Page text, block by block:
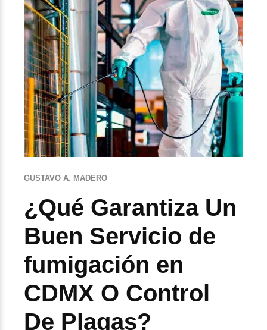
GUSTAVO A. MADERO
¿Qué Garantiza Un
Buen Servicio de
fumigación en
CDMX O Control
De Plagas?